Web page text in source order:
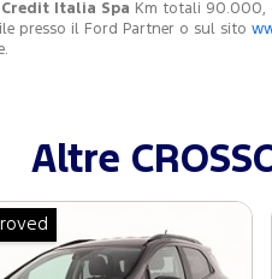
Italia Spa Km totali 90.000,
presso il Ford Partner o sul sito
Altre